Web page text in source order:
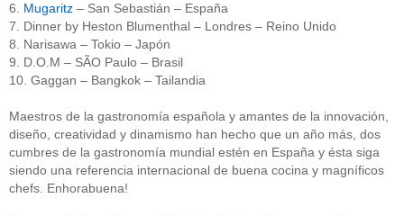
6. Mugaritz – San Sebastián – España
7. Dinner by Heston Blumenthal – Londres – Reino Unido
8. Narisawa – Tokio – Japón
9. D.O.M – SÃO Paulo – Brasil
10. Gaggan – Bangkok – Tailandia
Maestros de la gastronomía española y amantes de la innovación,
diseño, creatividad y dinamismo han hecho que un año más, dos
cumbres de la gastronomía mundial estén en España y ésta siga
siendo una referencia internacional de buena cocina y magníficos
chefs. Enhorabuena!